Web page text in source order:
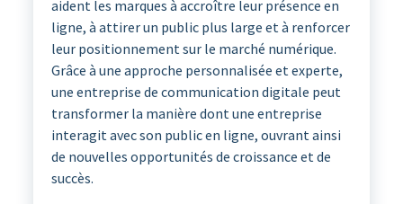
aident les marques à accroître leur présence en
ligne, à attirer un public plus large et à renforcer
leur positionnement sur le marché numérique.
Grâce à une approche personnalisée et experte,
une entreprise de communication digitale peut
transformer la manière dont une entreprise
interagit avec son public en ligne, ouvrant ainsi
de nouvelles opportunités de croissance et de
succès.